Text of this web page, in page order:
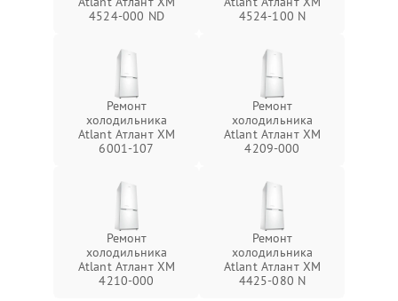
4524-000 ND
4524-100 N
Ремонт
холодильника
Atlant Атлант ХМ
6001-107
Ремонт
холодильника
Atlant Атлант ХМ
4209-000
Ремонт
холодильника
Atlant Атлант ХМ
4210-000
Ремонт
холодильника
Atlant Атлант ХМ
4425-080 N